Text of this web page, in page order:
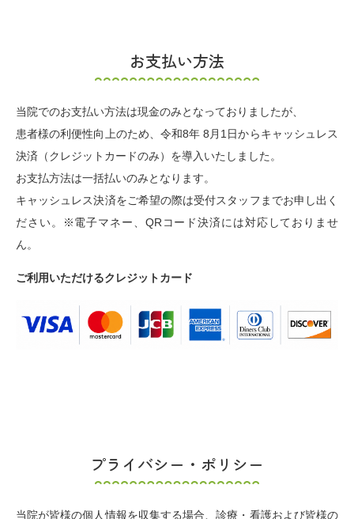
お支払い方法
当院でのお支払い方法は現金のみとなっておりましたが、
患者様の利便性向上のため、令和8年 8月1日からキャッシュレス
決済（クレジットカードのみ）を導入いたしました。
お支払方法は一括払いのみとなります。
キャッシュレス決済をご希望の際は受付スタッフまでお申し出く
ださい。※電子マネー、QRコード決済には対応しておりませ
ん。
ご利用いただけるクレジットカード
プライバシー・ポリシー
当院が皆様の個人情報を収集する場合、診療・看護および皆様の